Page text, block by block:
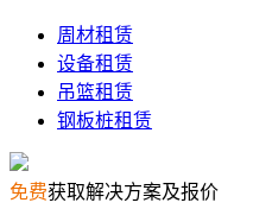
周材租赁
设备租赁
吊篮租赁
钢板桩租赁
免费获取解决方案及报价